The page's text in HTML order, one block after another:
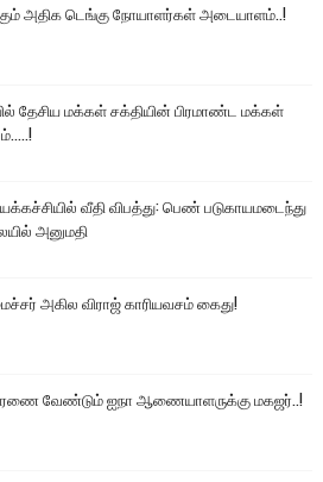
அதிக டெங்கு நோயாளர்கள் அடையாளம்..!
தேசிய மக்கள் சக்தியின் பிரமாண்ட மக்கள்
வீதி விபத்து: பெண் படுகாயமடைந்து
அனுமதி
அகில விராஜ் காரியவசம் கைது!
வேண்டும் ஐநா ஆணையாளருக்கு மகஜர்..!